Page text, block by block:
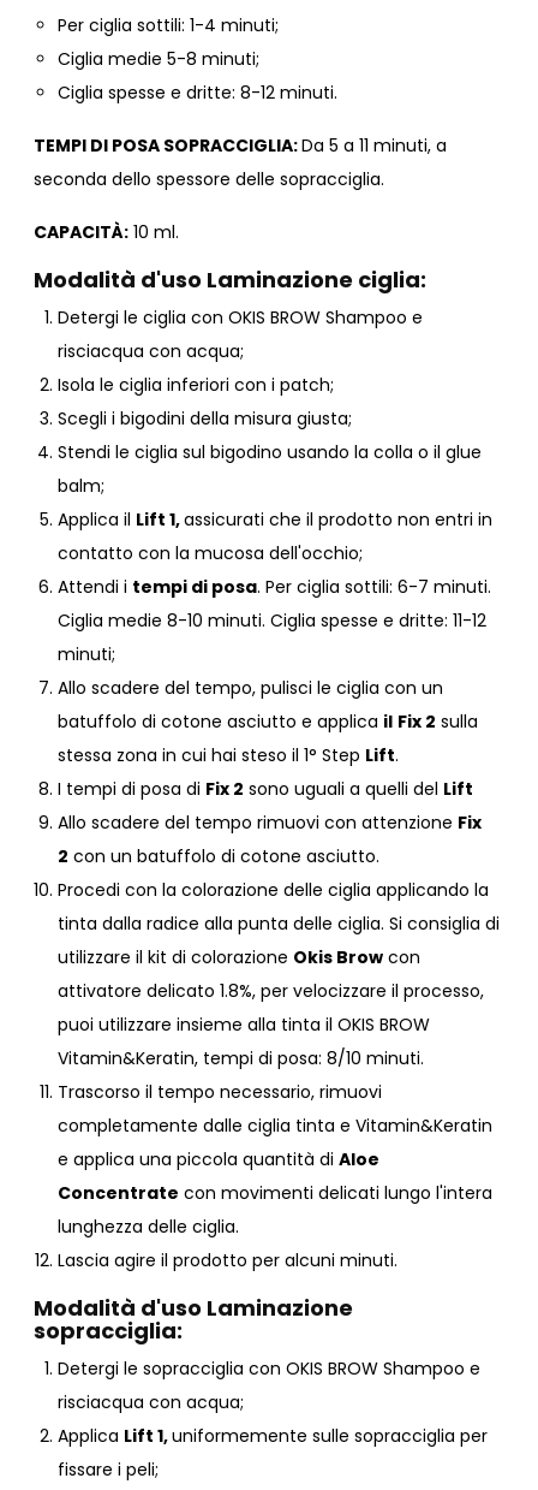
Per ciglia sottili: 1-4 minuti;
Ciglia medie 5-8 minuti;
Ciglia spesse e dritte: 8-12 minuti.
TEMPI DI POSA SOPRACCIGLIA:Da 5 a 11 minuti, a
seconda dello spessore delle sopracciglia.
CAPACITÀ: 10 ml.
Modalità d'uso Laminazione ciglia:
Detergi le ciglia con OKIS BROW Shampoo e
risciacqua con acqua;
Isola le ciglia inferiori con i patch;
Scegli i bigodini della misura giusta;
Stendi le ciglia sul bigodino usando la colla o il glue
balm;
Applica il Lift 1,assicurati che il prodotto non entri in
contatto con la mucosa dell'occhio;
Attendi i tempi di posa. Per ciglia sottili: 6-7 minuti.
Ciglia medie 8-10 minuti. Ciglia spesse e dritte: 11-12
minuti;
Allo scadere del tempo, pulisci le ciglia con un
batuffolo di cotone asciutto e applica il Fix 2 sulla
stessa zona in cui hai steso il 1° Step Lift.
I tempi di posa di Fix 2 sono uguali a quelli del Lift
Allo scadere del tempo rimuovi con attenzione Fix
2 con un batuffolo di cotone asciutto.
Procedi con la colorazione delle ciglia applicando la
tinta dalla radice alla punta delle ciglia. Si consiglia di
utilizzare il kit di colorazione Okis Brow con
attivatore delicato 1.8%, per velocizzare il processo,
puoi utilizzare insieme alla tinta il OKIS BROW
Vitamin&Keratin, tempi di posa: 8/10 minuti.
Trascorso il tempo necessario, rimuovi
completamente dalle ciglia tinta e Vitamin&Keratin
e applica una piccola quantità di Aloe
Concentrate con movimenti delicati lungo l'intera
lunghezza delle ciglia.
Lascia agire il prodotto per alcuni minuti.
Modalità d'uso Laminazione
sopracciglia:
Detergi le sopracciglia con OKIS BROW Shampoo e
risciacqua con acqua;
Applica Lift 1,uniformemente sulle sopracciglia per
fissare i peli;